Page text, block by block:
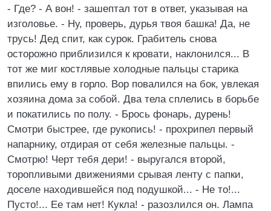
- Где? - А вон! - зашептал тот в ответ, указывая на
изголовье. - Ну, проверь, дурья твоя башка! Да, не
трусь! Дед спит, как сурок. Грабитель снова
осторожно приблизился к кровати, наклонился... В
тот же миг костлявые холодные пальцы старика
впились ему в горло. Вор повалился на бок, увлекая
хозяина дома за собой. Два тела сплелись в борьбе
и покатились по полу. - Брось фонарь, дурень!
Смотри быстрее, где рукопись! - прохрипел первый
напарнику, отдирая от себя железные пальцы. -
Смотрю! Черт тебя дери! - выругался второй,
торопливыми движениями срывая ленту с папки,
доселе находившейся под подушкой... - Не то!...
Пусто!... Ее там нет! Кукла! - разозлился он. Лампа